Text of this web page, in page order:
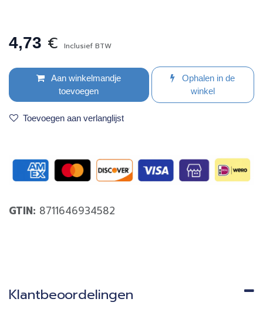
4,73 € Inclusief BTW
Aan winkelmandje
toevoegen
Ophalen in de
winkel
Toevoegen aan verlanglijst
GTIN: 8711646934582
Klantbeoordelingen